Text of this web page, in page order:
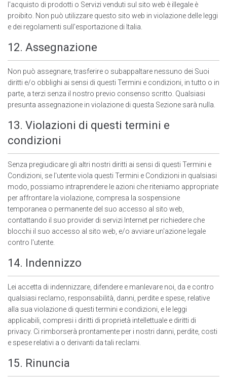
l'acquisto di prodotti o Servizi venduti sul sito web è illegale è
proibito. Non può utilizzare questo sito web in violazione delle leggi
e dei regolamenti sull'esportazione di Italia.
12. Assegnazione
Non può assegnare, trasferire o subappaltare nessuno dei Suoi
diritti e/o obblighi ai sensi di questi Termini e condizioni, in tutto o in
parte, a terzi senza il nostro previo consenso scritto. Qualsiasi
presunta assegnazione in violazione di questa Sezione sarà nulla.
13. Violazioni di questi termini e
condizioni
Senza pregiudicare gli altri nostri diritti ai sensi di questi Termini e
Condizioni, se l'utente viola questi Termini e Condizioni in qualsiasi
modo, possiamo intraprendere le azioni che riteniamo appropriate
per affrontare la violazione, compresa la sospensione
temporanea o permanente del suo accesso al sito web,
contattando il suo provider di servizi Internet per richiedere che
blocchi il suo accesso al sito web, e/o avviare un'azione legale
contro l'utente.
14. Indennizzo
Lei accetta di indennizzare, difendere e manlevare noi, da e contro
qualsiasi reclamo, responsabilità, danni, perdite e spese, relative
alla sua violazione di questi termini e condizioni, e le leggi
applicabili, compresi i diritti di proprietà intellettuale e diritti di
privacy. Ci rimborserà prontamente per i nostri danni, perdite, costi
e spese relativi a o derivanti da tali reclami.
15. Rinuncia